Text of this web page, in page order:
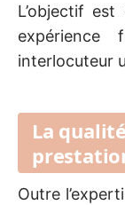
L’objectif
interlocuteur
La
Outre